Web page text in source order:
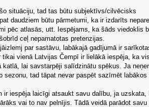
situāciju, tad tas būtu subjektīvs/cilvēcisks
daudziem būtu pārmetumi, ka ir izdarīts
pēc atlasās, utt. Iespējams, ka šāds viedoklis
ceļ nepamatotas pretenzijas.
par sastāvu, labākajā gadījumā ir
vienā Latvijas Čempī ir lielākā iespēja, ka
katlā, lai savstarpēji salīdzinātu spēkus. Ja
sezonu, tad tāpat nevar paspēt sazīmēt labākos
ir iespēja laicīgi atsaukt savu dalību, ja uzskata,
vai to nav pelnījis. Tādā veidā parādot savu